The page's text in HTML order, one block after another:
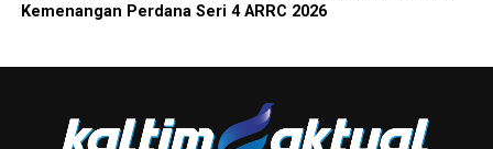
Kemenangan Perdana Seri 4 ARRC 2026